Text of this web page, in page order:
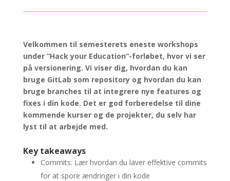
Velkommen til semesterets eneste workshops
under “Hack your Education”-forløbet, hvor vi ser
på versionering. Vi viser dig, hvordan du kan
bruge GitLab som repository og hvordan du kan
bruge branches til at integrere nye features og
fixes i din kode. Det er god forberedelse til dine
kommende kurser og de projekter, du selv har
lyst til at arbejde med.
Key takeaways
Commits: Lær hvordan du laver effektive commits
for at spore ændringer i din kode